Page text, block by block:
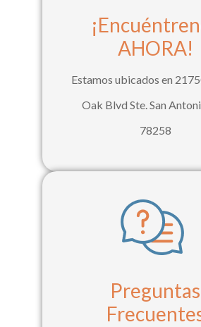
AHORA!
Estamos ubicados en
Oak Blvd Ste. San
78258
Preguntas